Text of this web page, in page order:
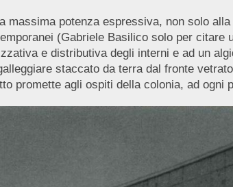
potenza espressiva, non solo
(Gabriele Basilico solo per citare
e distributiva degli interni e ad un
staccato da terra dal fronte
promette agli ospiti della colonia, ad ogni